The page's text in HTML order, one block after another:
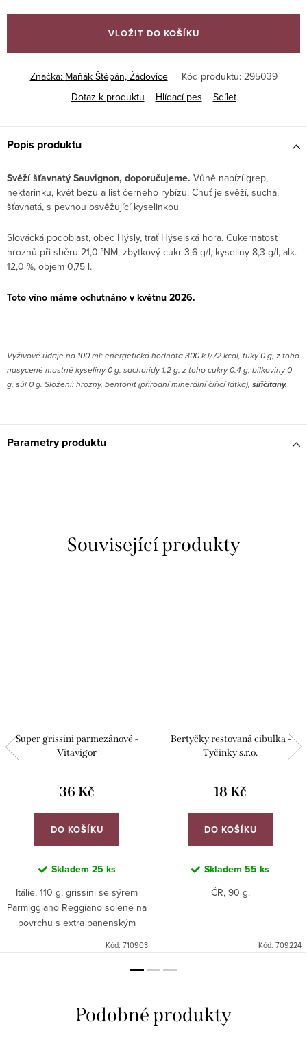
cena:
VLOŽIT DO KOŠÍKU
Značka: Maňák Štěpán, Žádovice Kód produktu: 295039
Dotaz k produktu
Hlídací pes Sdílet
Popis produktu
Svěží šťavnatý Sauvignon, doporučujeme. Vůně nabízí grep,
nektarinku, květ bezu a list černého rybízu. Chuť je svěží, suchá,
šťavnatá, s pevnou osvěžující kyselinkou
Slovácká podoblast, obec Hýsly, trať Hýselská hora. Cukernatost
hroznů při sběru 21,0 °NM, zbytkový cukr 3,6 g/l, kyseliny 8,3 g/l, alk.
12,0 %, objem 0,75 l.
Toto víno máme ochutnáno v květnu 2026.
Výživové údaje na 100 ml: energetická hodnota 300 kJ/72 kcal, tuky 0 g, z toho
nasycené mastné kyseliny 0 g, sacharidy 1,2 g, z toho cukry 0,4 g, bílkoviny 0
g, sůl 0 g. Složení: hrozny, bentonit (přírodní minerální čiřicí látka), siřičitany.
Parametry produktu
Související produkty
Super grissini parmezánové -
Vitavigor
36 Kč
DO KOŠÍKU
Skladem 25 ks
Itálie, 110 g, grissini se sýrem
Parmiggiano Reggiano solené na
povrchu s extra panenským
Kód: 710903
Bertyčky restovaná cibulka -
Tyčinky s.r.o.
18 Kč
DO KOŠÍKU
Skladem 55 ks
ČR, 90 g.
Kód: 709224